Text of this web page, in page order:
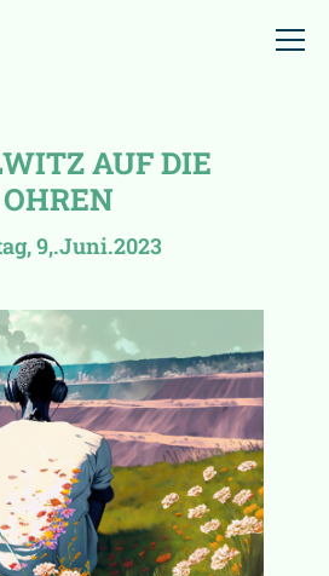
AUF DIE
OHREN
9,.Juni.2023